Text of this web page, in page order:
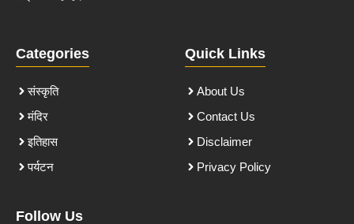
Categories
संस्कृति
मंदिर
इतिहास
पर्यटन
Quick Links
About Us
Contact Us
Disclaimer
Privacy Policy
Follow Us